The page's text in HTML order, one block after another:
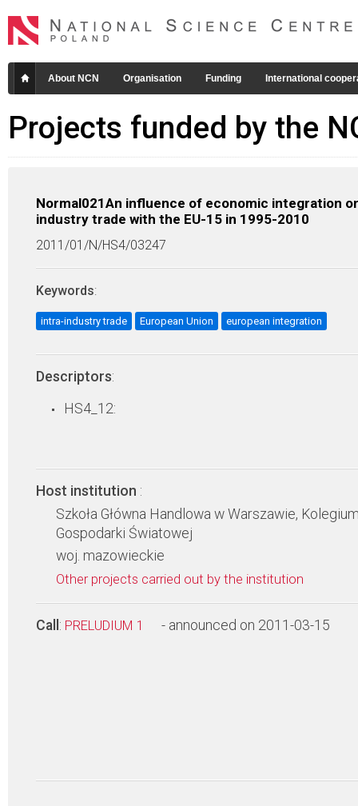
About NCN Organisation Funding International
Projects funded by the
Normal021An influence of economic integration
industry trade with the EU-15 in 1995-2010
2011/01/N/HS4/03247
Keywords:
intra-industry trade European Union european integration
Descriptors:
HS4_12:
Host institution :
Szkoła Główna Handlowa w Warszawie,
Gospodarki Światowej
woj. mazowieckie
Other projects carried out by the institution
Call : PRELUDIUM 1 - announced on 2011-03-15